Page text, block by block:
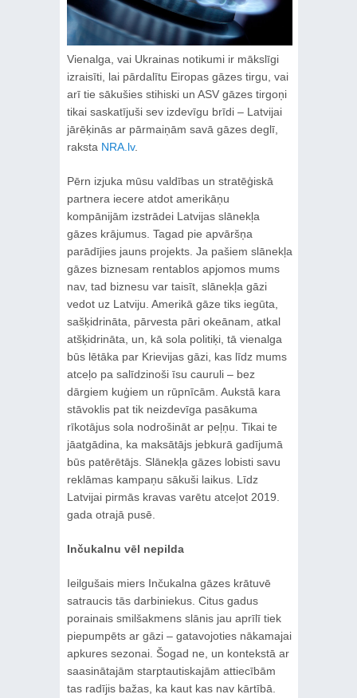
Vienalga, vai Ukrainas notikumi ir mākslīgi
izraisīti, lai pārdalītu Eiropas gāzes tirgu, vai
arī tie sākušies stihiski un ASV gāzes tirgoņi
tikai saskatījuši sev izdevīgu brīdi – Latvijai
jārēķinās ar pārmaiņām savā gāzes deglī,
raksta NRA.lv.
Pērn izjuka mūsu valdības un stratēģiskā
partnera iecere atdot amerikāņu
kompānijām izstrādei Latvijas slānekļa
gāzes krājumus. Tagad pie apvāršņa
parādījies jauns projekts. Ja pašiem slānekļa
gāzes biznesam rentablos apjomos mums
nav, tad biznesu var taisīt, slānekļa gāzi
vedot uz Latviju. Amerikā gāze tiks iegūta,
sašķidrināta, pārvesta pāri okeānam, atkal
atšķidrināta, un, kā sola politiķi, tā vienalga
būs lētāka par Krievijas gāzi, kas līdz mums
atceļo pa salīdzinoši īsu cauruli – bez
dārgiem kuģiem un rūpnīcām. Aukstā kara
stāvoklis pat tik neizdevīga pasākuma
rīkotājus sola nodrošināt ar peļņu. Tikai te
jāatgādina, ka maksātājs jebkurā gadījumā
būs patērētājs. Slānekļa gāzes lobisti savu
reklāmas kampaņu sākuši laikus. Līdz
Latvijai pirmās kravas varētu atceļot 2019.
gada otrajā pusē.
Inčukalnu vēl nepilda
Ieilgušais miers Inčukalna gāzes krātuvē
satraucis tās darbiniekus. Citus gadus
porainais smilšakmens slānis jau aprīlī tiek
piepumpēts ar gāzi – gatavojoties nākamajai
apkures sezonai. Šogad ne, un kontekstā ar
saasinātajām starptautiskajām attiecībām
tas radījis bažas, ka kaut kas nav kārtībā.